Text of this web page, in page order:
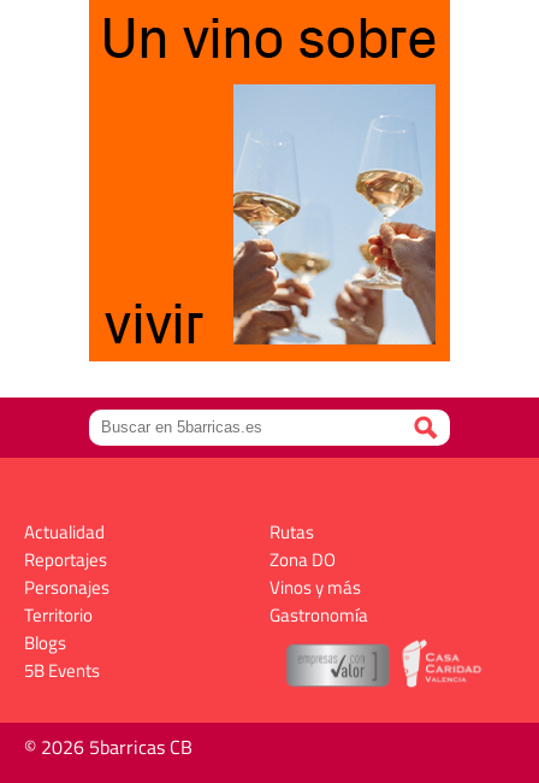
Actualidad
Reportajes
Personajes
Territorio
Rutas
Zona DO
Vinos y más
Gastronomía
Blogs
5B Events
© 2026 5barricas CB